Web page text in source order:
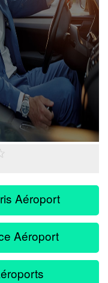
Aéroport
Aéroport